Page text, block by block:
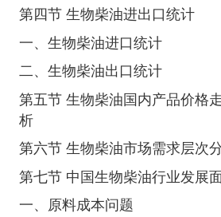
第四节 生物柴油进出口统计
一、生物柴油进口统计
二、生物柴油出口统计
第五节 生物柴油国内产品价格
析
第六节 生物柴油市场需求层次
第七节 中国生物柴油行业发展
一、原料成本问题